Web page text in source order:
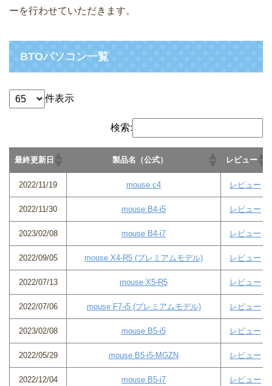
ーを行わせていただきます。
BTOパソコン一覧
件表示
検索:
最終更新日 製品名（公式） レビュー
2022/11/19 mouse c4 レビュー
2022/11/30 mouse B4-i5 レビュー
2023/02/08 mouse B4-i7 レビュー
2022/09/05 mouse X4-R5 (プレミアムモデル) レビュー
2022/07/13 mouse X5-R5 レビュー
2022/07/06 mouse F7-i5 (プレミアムモデル) レビュー
2023/02/08 mouse B5-i5 レビュー
2022/05/29 mouse B5-i5-MGZN レビュー
2022/12/04 mouse B5-i7 レビュー